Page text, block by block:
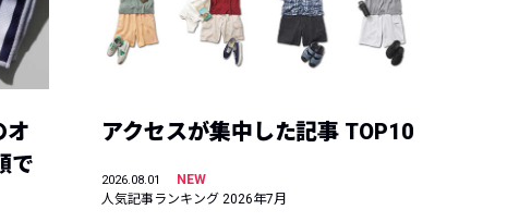
オ
で
アクセスが集中した記事 TOP10
2026.08.01
NEW
人気記事ランキング 2026年7月